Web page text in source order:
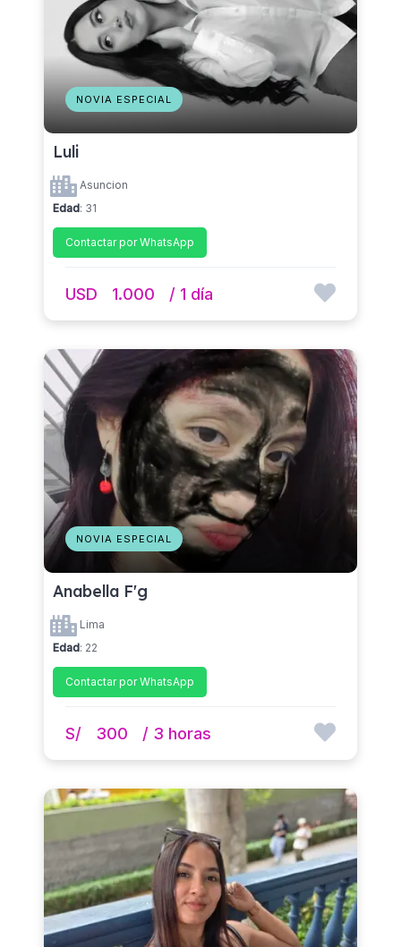
NOVIA ESPECIAL
Luli
Asuncion
Edad: 31
Contactar por WhatsApp
USD 1.000 / 1 día
NOVIA ESPECIAL
Anabella F'g
Lima
Edad: 22
Contactar por WhatsApp
S/ 300 / 3 horas